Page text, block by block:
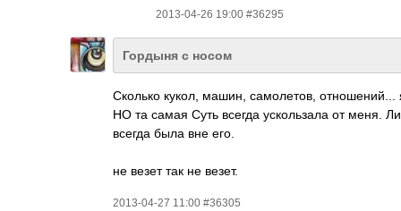
2013-04-26 19:00 #36295
Гордыня с носом
Сколько кукол, машин, самолетов,
НО та самая Суть всегда ускользала от меня.
всегда была вне его.
не везет так не везет.
2013-04-27 11:00 #36305